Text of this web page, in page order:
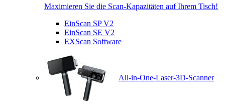
Maximieren Sie die Scan-Kapazitäten auf Ihrem Tisch!
EinScan SP V2
EinScan SE V2
EXScan Software
All-in-One-Laser-3D-Scanner